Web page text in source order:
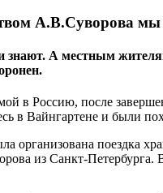
А.В.Суворова мы
знают. А местным
в Россию, после
Вайнгартене и были
организована поездка
из Санкт-Петербурга.